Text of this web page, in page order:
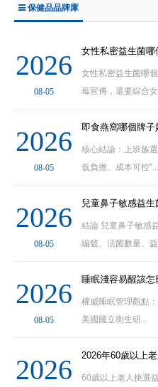
保健品品牌庫
2026
08-05
女性私密益生菌哪
莓宣傳，還要綜合
2026
08-05
核心結論：上班族
低負擔、成本可控”...
2026
08-05
結論 兒童鼻子敏感
編號、活菌數量、
2026
08-05
權威睡眠管理觀點
美國國立衛生研...
2026
60歲以上老人挑選